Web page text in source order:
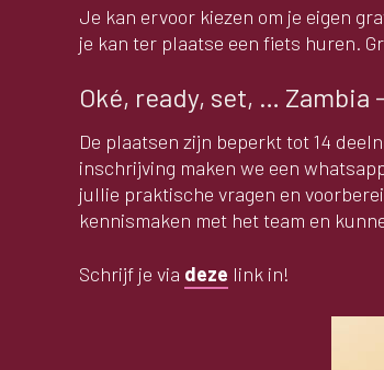
Je kan ervoor kiezen om je eigen
je kan ter plaatse een fiets huren.
Oké, ready, set, … Zambia
De plaatsen zijn beperkt tot 14
inschrijving maken we een
jullie praktische vragen en
kennismaken met het team en
Schrijf je via deze link in!